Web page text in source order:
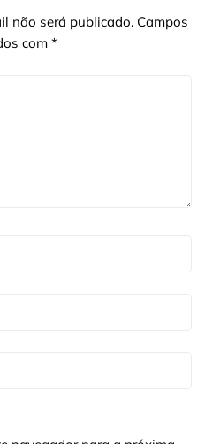
não será publicado. Campos
com *